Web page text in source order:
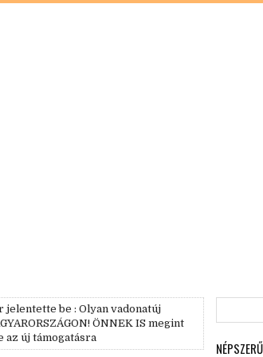
jelentette be : Olyan vadonatúj
ÖNNEK IS megint
az új támogatásra